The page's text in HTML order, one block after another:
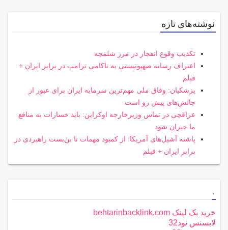
نوشته‌های تازه
تکذیب وقوع انفجار در مرز شلمچه
اعتراف رسانه صهیونیستی به ناکامی ترامپ در برابر ایران +
فیلم
پزشکیان: وفاق ملی مهم‌ترین سرمایه ایران برای عبور از
چالش‌های پیش رو است
عراقچی در تماس وزیرخارجه اوکراین: باید خسارات به منافع
ما جبران شود
پاشنه آشیل‌های آمریکا؛ از کمبود مهمات تا بن‌بست راهبردی در
برابر ایران + فیلم
.
خرید بک لینک behtarinbacklink.com
لایسنس نود32